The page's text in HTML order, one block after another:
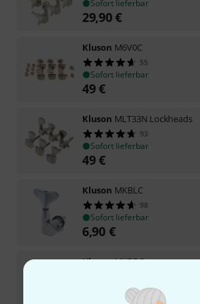
Sofort lieferbar
29,90€
Kluson M6V0C
55
Sofort lieferbar
49€
Kluson MLT33N Lockheads
93
Sofort lieferbar
49€
Kluson MKBLC
98
Sofort lieferbar
6,90 €
KlusonMKBRC
Sofort lieferbar